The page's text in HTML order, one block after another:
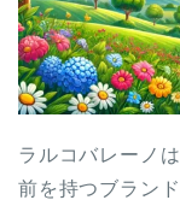
ラルコバレーノ
前を持つブランド